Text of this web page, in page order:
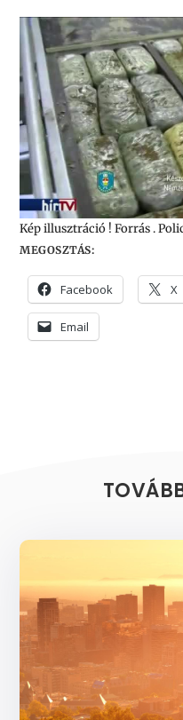
Kép illusztráció ! Forrás .
MEGOSZTÁS:
Facebook X
Email